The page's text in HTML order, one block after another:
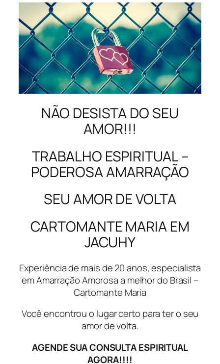
NÃO DESISTA DO SEU
AMOR!!!
TRABALHO ESPIRITUAL –
PODEROSA AMARRAÇÃO
SEU AMOR DE VOLTA
CARTOMANTE MARIA EM
JACUHY
Experiência de mais de 20 anos, especialista
em Amarração Amorosa a melhor do Brasil –
Cartomante Maria
Você encontrou o lugar certo para ter o seu
amor de volta.
AGENDE SUA CONSULTA ESPIRITUAL
AGORA!!!!